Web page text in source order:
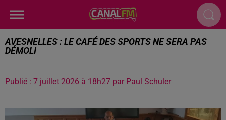
AVESNELLES : LE CAFÉ DES SPORTS NE SERA PAS
DÉMOLI
Publié : 7 juillet 2026 à 18h27 par Paul Schuler